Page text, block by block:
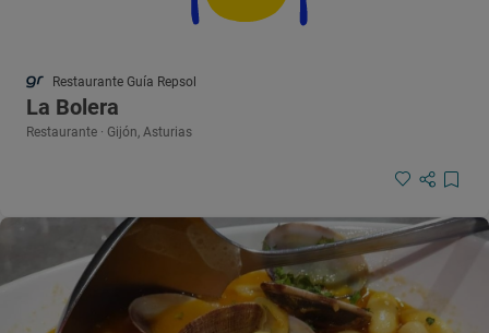
Restaurante Guía Repsol
La Bolera
Restaurante · Gijón, Asturias